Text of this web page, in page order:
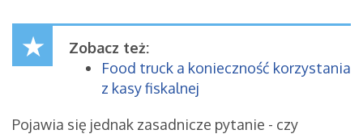
Zobacz też:
Food truck a konieczność korzystania
z kasy fiskalnej
Pojawia się jednak zasadnicze pytanie - czy